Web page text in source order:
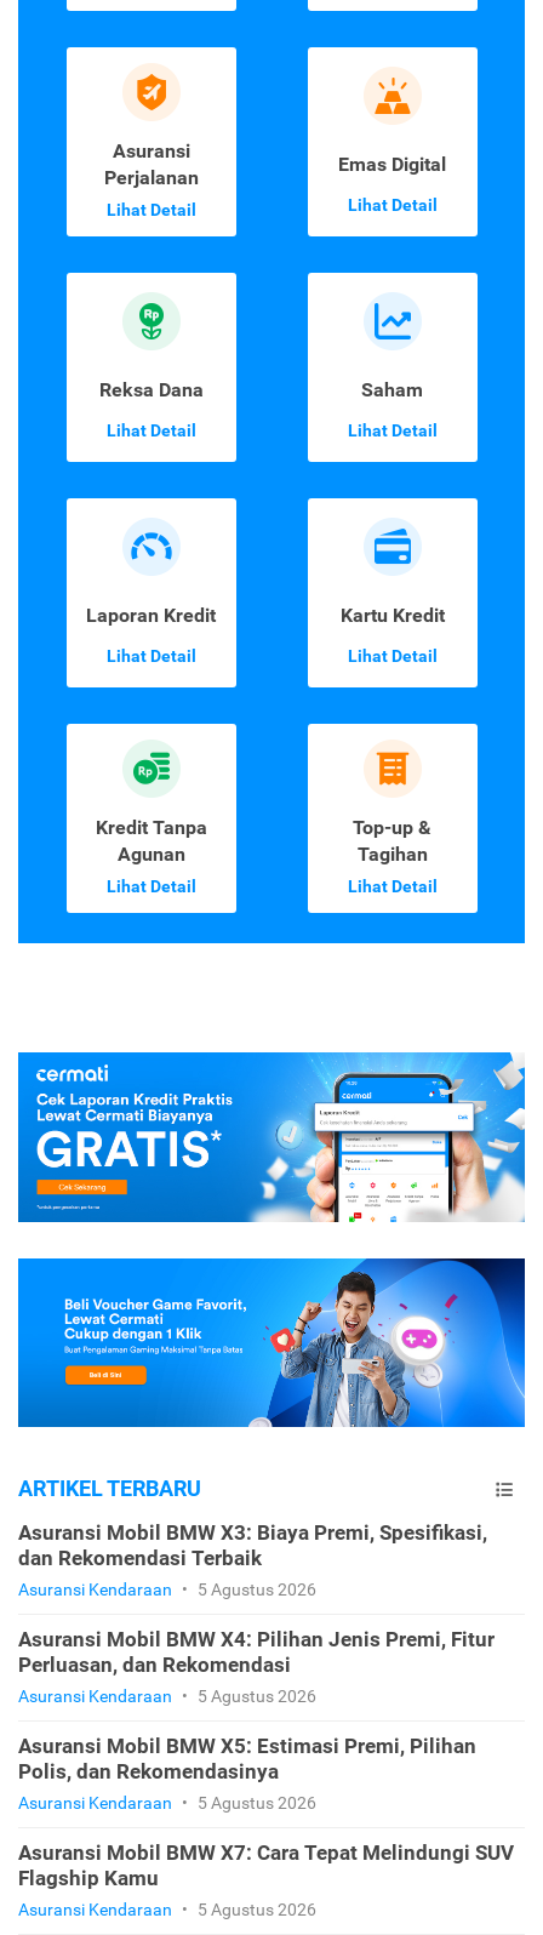
Asuransi
Perjalanan
Lihat Detail
Emas Digital
Lihat Detail
Reksa Dana
Lihat Detail
Saham
Lihat Detail
Laporan Kredit
Lihat Detail
Kartu Kredit
Lihat Detail
Kredit Tanpa
Agunan
Lihat Detail
Top-up &
Tagihan
Lihat Detail
ARTIKEL TERBARU
Asuransi Mobil BMW X3: Biaya Premi, Spesifikasi,
dan Rekomendasi Terbaik
Asuransi Kendaraan • 5 Agustus 2026
Asuransi Mobil BMW X4: Pilihan Jenis Premi, Fitur
Perluasan, dan Rekomendasi
Asuransi Kendaraan • 5 Agustus 2026
Asuransi Mobil BMW X5: Estimasi Premi, Pilihan
Polis, dan Rekomendasinya
Asuransi Kendaraan • 5 Agustus 2026
Asuransi Mobil BMW X7: Cara Tepat Melindungi SUV
Flagship Kamu
Asuransi Kendaraan • 5 Agustus 2026